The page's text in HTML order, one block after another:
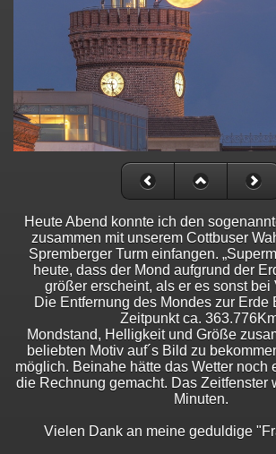
Heute Abend konnte ich den
zusammen mit unserem Cottbuser
Spremberger Turm einfangen.
heute, dass der Mond aufgrund der
größer erscheint, als er es sonst bei
Die Entfernung des Mondes zur Erde
Zeitpunkt ca.
Mondstand, Helligkeit und Größe
beliebten Motiv auf´s Bild zu
möglich. Beinahe hätte das Wetter noch
die Rechnung gemacht. Das Zeitfenster
Minuten.
Vielen Dank an meine geduldige